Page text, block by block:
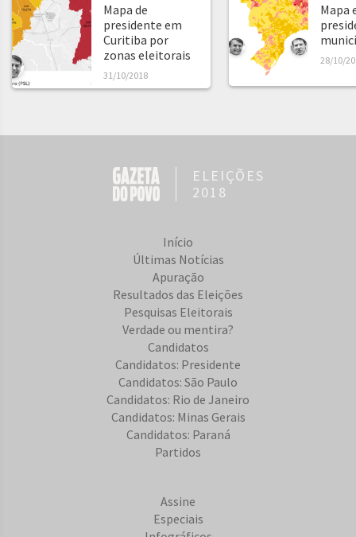
Mapa de
presidente em
Curitiba por
zonas eleitorais
31/10/2018
Mapa
28/10/
ELEIÇÕES
2018
Início
Últimas Notícias
Apuração
Resultados das Eleições
Pesquisas Eleitorais
Verdade ou mentira?
Candidatos
Candidatos: Presidente
Candidatos: São Paulo
Candidatos: Rio de Janeiro
Candidatos: Minas Gerais
Candidatos: Paraná
Partidos
Assine
Especiais